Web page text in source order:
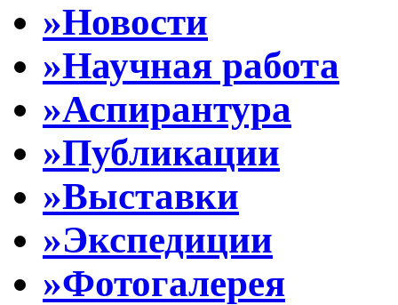
»Новости
»Научная работа
»Аспирантура
»Публикации
»Выставки
»Экспедиции
»Фотогалерея